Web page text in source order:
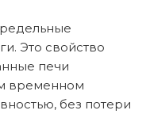
Это свойство
печи
временном
без потери